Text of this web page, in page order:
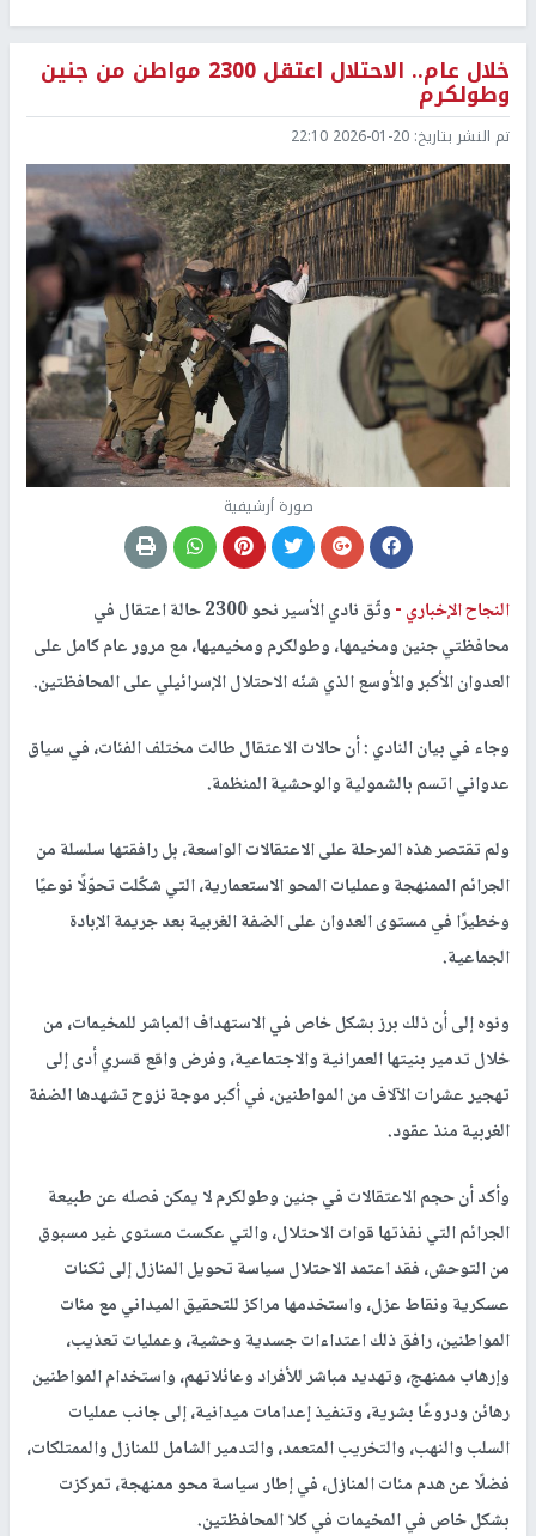
خلال عام.. الاحتلال اعتقل 2300 مواطن من جنين
وطولكرم
تم النشر بتاريخ: 2026-01-20 22:10
صورة أرشيفية
النجاح الإخباري -
وثّق نادي الأسير نحو 2300 حالة اعتقال في
محافظتي جنين ومخيمها، وطولكرم ومخيميها، مع مرور عام كامل على
العدوان الأكبر والأوسع الذي شنّه الاحتلال الإسرائيلي على المحافظتين.
وجاء في بيان النادي : أن حالات الاعتقال طالت مختلف الفئات، في سياق
عدواني اتسم بالشمولية والوحشية المنظمة.
ولم تقتصر هذه المرحلة على الاعتقالات الواسعة، بل رافقتها سلسلة من
الجرائم الممنهجة وعمليات المحو الاستعمارية، التي شكّلت تحوّلًا نوعيًا
وخطيرًا في مستوى العدوان على الضفة الغربية بعد جريمة الإبادة
الجماعية.
ونوه إلى أن ذلك برز بشكل خاص في الاستهداف المباشر للمخيمات، من
خلال تدمير بنيتها العمرانية والاجتماعية، وفرض واقع قسري أدى إلى
تهجير عشرات الآلاف من المواطنين، في أكبر موجة نزوح تشهدها الضفة
الغربية منذ عقود.
وأكد أن حجم الاعتقالات في جنين وطولكرم لا يمكن فصله عن طبيعة
الجرائم التي نفذتها قوات الاحتلال، والتي عكست مستوى غير مسبوق
من التوحش، فقد اعتمد الاحتلال سياسة تحويل المنازل إلى ثكنات
عسكرية ونقاط عزل، واستخدمها مراكز للتحقيق الميداني مع مئات
المواطنين، رافق ذلك اعتداءات جسدية وحشية، وعمليات تعذيب،
وإرهاب ممنهج، وتهديد مباشر للأفراد وعائلاتهم، واستخدام المواطنين
رهائن ودروعًا بشرية، وتنفيذ إعدامات ميدانية، إلى جانب عمليات
السلب والنهب، والتخريب المتعمد، والتدمير الشامل للمنازل والممتلكات،
فضلًا عن هدم مئات المنازل، في إطار سياسة محو ممنهجة، تمركزت
بشكل خاص في المخيمات في كلا المحافظتين.